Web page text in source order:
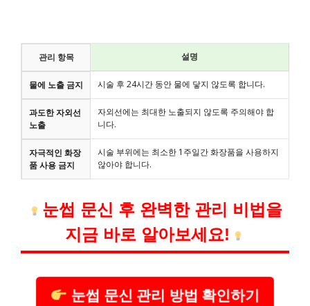
관리 항목 설명
물에 노출 금지 시술 후 24시간 동안 물에 닿지 않도록 합니다.
과도한 자외선
노출
자외선에는 최대한 노출되지 않도록 주의해야 합
니다.
자극적인 화장
품 사용 금지
시술 부위에는 최소한 1주일간 화장품을 사용하지
않아야 합니다.
눈썹 문신 후 완벽한 관리 비법을
지금 바로 알아보세요!
눈썹 문신 관리 방법 확인하기